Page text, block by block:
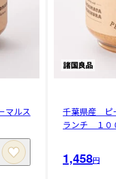
マルス
千葉県産 ピ
ランチ １０
1,458円